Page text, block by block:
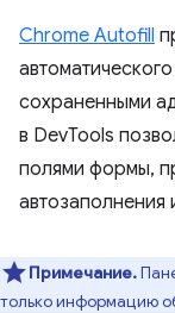
Chrome Autofill
сохраненными
в DevTools
полями формы,
Примечание.
только информацию